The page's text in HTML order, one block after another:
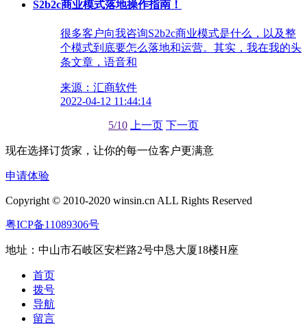
S2b2c商业模式落地操作指南！
很多客户向我咨询S2b2c商业模式是什么，以及整
个模式到底要怎么落地和运营。其实，我在我的头
条文章，语音和
来源：汇商软件
2022-04-12 11:44:14
5/10 上一页 下一页
现在选择订货家，让你的每一位客户更满意
申请体验
Copyright © 2010-2020 winsin.cn ALL Rights Reserved
粤ICP备11089306号
地址：中山市石岐区安栏路2号中恳大厦18楼H座
首页
拨号
导航
留言